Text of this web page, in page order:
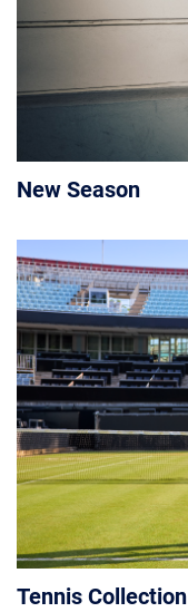
New Season
Tennis Collection